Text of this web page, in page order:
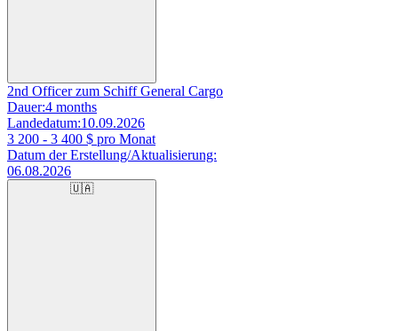
2nd Officer zum Schiff General Cargo
Dauer:4 months
Landedatum:10.09.2026
3 200 - 3 400 $ pro Monat
Datum der Erstellung/Aktualisierung:
06.08.2026
🇺🇦